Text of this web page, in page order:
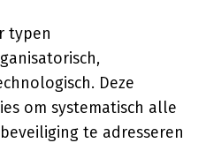
typen
Deze
om systematisch alle
te adresseren